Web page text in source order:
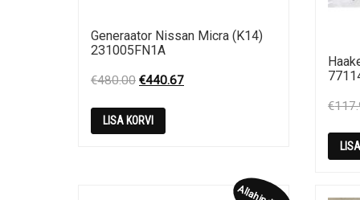
Generaator Nissan Micra (K14)
231005FN1A
€480.00 Original
was:
€480.00.
€440.67Current
LISA KORVI
€